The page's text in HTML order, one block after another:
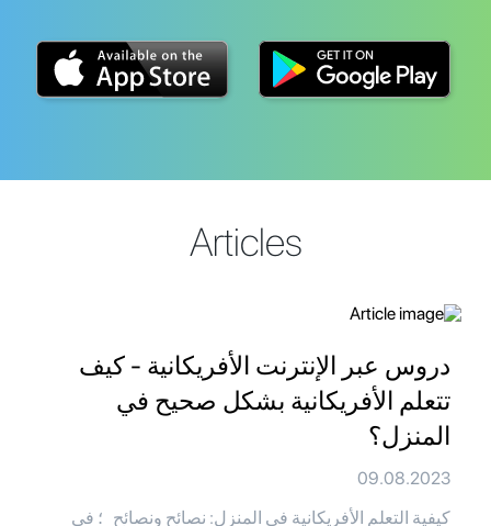
Articles
دروس عبر الإنترنت الأفريكانية - كيف
تتعلم الأفريكانية بشكل صحيح في
المنزل؟
09.08.2023
كيفية التعلم الأفريكانية في المنزل: نصائح ونصائح ؛ في